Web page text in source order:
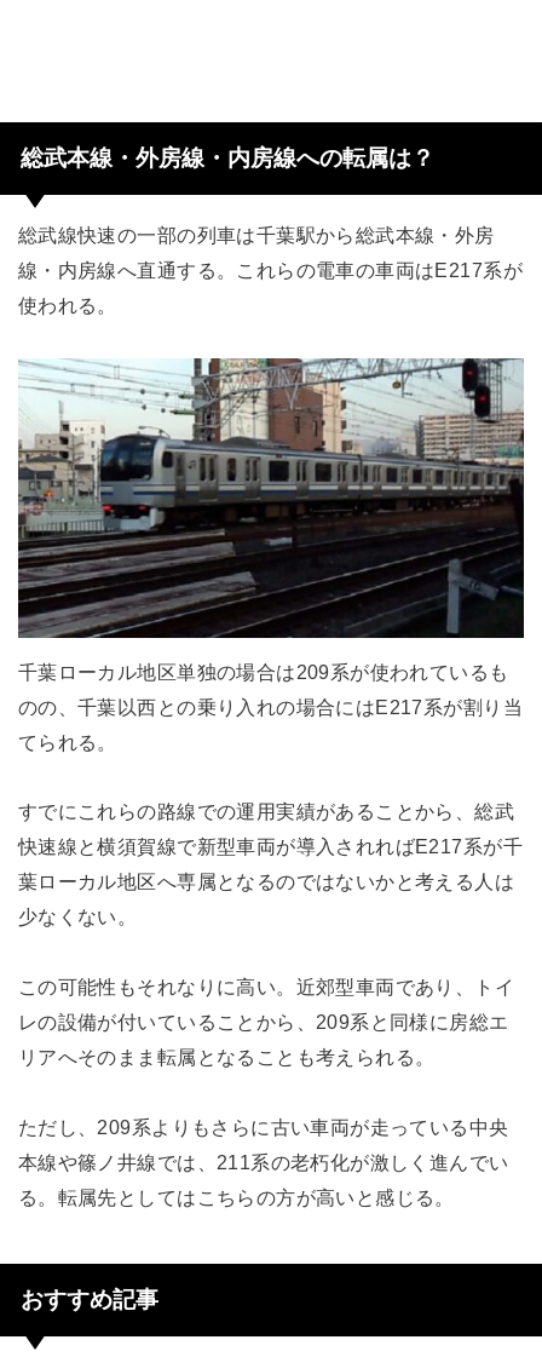
総武本線・外房線・内房線への転属は？
総武線快速の一部の列車は千葉駅から総武本線・外房
線・内房線へ直通する。これらの電車の車両はE217系が
使われる。
千葉ローカル地区単独の場合は209系が使われているも
のの、千葉以西との乗り入れの場合にはE217系が割り当
てられる。
すでにこれらの路線での運用実績があることから、総武
快速線と横須賀線で新型車両が導入されればE217系が千
葉ローカル地区へ専属となるのではないかと考える人は
少なくない。
この可能性もそれなりに高い。近郊型車両であり、トイ
レの設備が付いていることから、209系と同様に房総エ
リアへそのまま転属となることも考えられる。
ただし、209系よりもさらに古い車両が走っている中央
本線や篠ノ井線では、211系の老朽化が激しく進んでい
る。転属先としてはこちらの方が高いと感じる。
おすすめ記事